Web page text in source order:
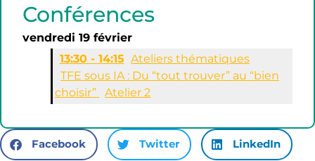
Conférences
vendredi 19 février
13:30 - 14:15 Ateliers thématiques
TFE sous IA : Du “tout trouver” au “bien
choisir”
Atelier 2
Facebook Twitter LinkedIn